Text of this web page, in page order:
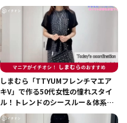
しまむら「TTYUMフレンチマエア
キV」で作る50代女性の憧れスタイ
ル！トレンドのシースルー＆体系カ
バーも叶う